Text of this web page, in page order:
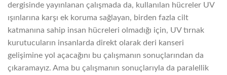
dergisinde yayınlanan çalışmada da, kullanılan hücreler UV
ışınlarına karşı ek koruma sağlayan, birden fazla cilt
katmanına sahip insan hücreleri olmadığı için, UV tırnak
kurutucuların insanlarda direkt olarak deri kanseri
gelişimine yol açacağını bu çalışmanın sonuçlarından da
çıkaramayız. Ama bu çalışmanın sonuçlarıyla da paralellik